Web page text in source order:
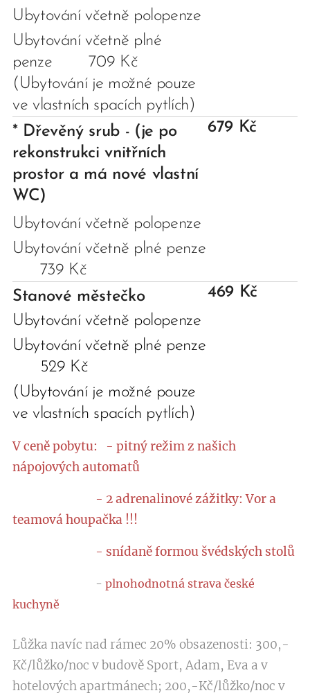
Ubytování včetně polopenze
Ubytování včetně plné
penze 709 Kč
(Ubytování je možné pouze
ve vlastních spacích pytlích)
* Dřevěný srub - (je po
rekonstrukci vnitřních
prostor a má nové vlastní
WC)
Ubytování včetně polopenze
Ubytování včetně plné penze
739 Kč
679 Kč
Stanové městečko
Ubytování včetně polopenze
Ubytování včetně plné penze
529 Kč
(Ubytování je možné pouze
ve vlastních spacích pytlích)
469 Kč
V ceně pobytu: - pitný režim z našich
nápojových automatů
- 2 adrenalinové zážitky: Vor a
teamová houpačka !!!
- snídaně formou švédských stolů
- plnohodnotná strava české
kuchyně
Lůžka navíc nad rámec 20% obsazenosti: 300,-
Kč/lůžko/noc v budově Sport, Adam, Eva a v
hotelových apartmánech; 200,-Kč/lůžko/noc v